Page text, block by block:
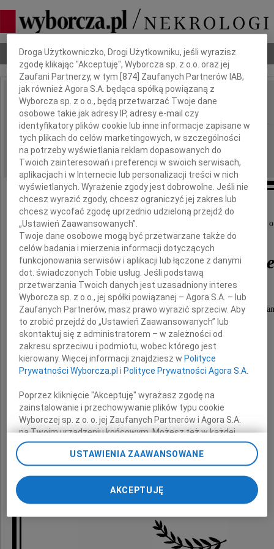
Nekrologi Odeszli Poradnik pogrzebowy
IMIĘ I NAZWISKO: Ryszard Zembaczyński
REGION: cała Polska
DATA EMISJI: 13.05.2026
Z głębokim smutkiem i żalem przyjęliśmy wiadomość
Ryszarda
wieloletniego Prezydenta Opola, Wojewody Opolskiego i
Wyrazy współczucia
składają
Donald Tusk
Przewodniczący Koalicji Obywatelskiej
oraz przyjaciele z Koalicji Obywatelskiej
Dbamy o Twoją prywatność
Droga Użytkowniczko, Drogi Użytkowniku, jeśli wyrazisz
zgodę klikając "Akceptuję", Wyborcza sp. z o.o. oraz jej
Zaufani Partnerzy, w tym [874 ] Zaufanych Partnerów IAB,
jak również Agora S.A. będąca spółką powiązaną z
Wyborcza sp. z o.o., będą przetwarzać Twoje dane
osobowe takie jak adresy IP, adresy e-mail czy
identyfikatory plików cookie lub inne informacje zapisane w
tych plikach do celów marketingowych, w szczególności
na potrzeby wyświetlania reklam dopasowanych do
Twoich zainteresowań i preferencji w swoich serwisach,
aplikacjach i w Internecie lub personalizacji treści w nich
wyświetlanych. Wyrażenie zgody jest dobrowolne. Jeśli nie
chcesz wyrazić zgody, chcesz ograniczyć jej zakres lub
chcesz wycofać zgodę uprzednio udzieloną przejdź do
„Ustawień Zaawansowanych”.
Twoje dane osobowe mogą być przetwarzane także do
celów badania i mierzenia informacji dotyczących
funkcjonowania serwisów i aplikacji lub łączone z danymi
dot. świadczonych Tobie usług. Jeśli podstawą
przetwarzania Twoich danych jest uzasadniony interes
Wyborcza sp. z o.o., jej spółki powiązanej – Agora S.A. – lub
Zaufanych Partnerów, masz prawo wyrazić sprzeciw. Aby
to zrobić przejdź do „Ustawień Zaawansowanych” lub
skontaktuj się z administratorem – w zależności od
zakresu sprzeciwu i podmiotu, wobec którego jest
kierowany. Więcej informacji znajdziesz w Polityce
Prywatności Wyborcza.pl i Polityce Prywatności Agora S.A.
Poprzez kliknięcie "Akceptuję" wyrażasz zgodę na
zainstalowanie i przechowywanie plików typu cookie
Wyborczej sp. z o. o. jej Zaufanych Partnerów i Agora S.A.
na Twoim urządzeniu końcowym. Możesz też w każdej
chwili zmienić swoje preferencje dot. plików cookie,
ponownie wywołując narzędzie do zarządzania Twoimi
preferencjami dot. przetwarzania danych poprzez
odnośnik „Ustawienia prywatności” w stopce serwisu i
przechodząc do sekcji „Ustawienia zaawansowane”.
Zmiana ustawień plików cookie możliwa jest także za
pomocą ustawień przeglądarki.
My, nasi Zaufani Partnerzy i Agora S.A. możemy
USTAWIENIA ZAAWANSOWANE
AKCEPTUJĘ